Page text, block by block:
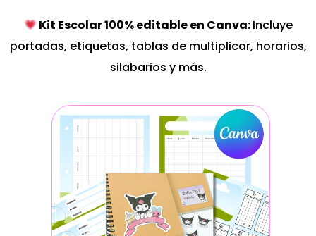
Kit Escolar 100% editable en Canva:Incluye
portadas, etiquetas, tablas de multiplicar, horarios,
silabarios y más.